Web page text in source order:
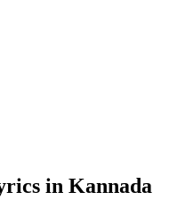
in Kannada